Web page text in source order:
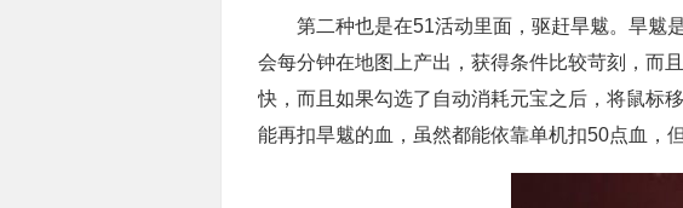
第二种也是在51活动里面，驱赶旱魃。旱魃是
会每分钟在地图上产出，获得条件比较苛刻，而
快，而且如果勾选了自动消耗元宝之后，将鼠标
能再扣旱魃的血，虽然都能依靠单机扣50点血，